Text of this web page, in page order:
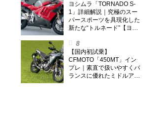
ヨシムラ「TORNADO S-
1」詳細解説｜究極のスー
パースポーツを具現化した
新たな“トルネード”【ヨシ
【国内初試乗】
CFMOTO「450MT」イン
プレ｜素直で扱いやすくバ
ランスに優れたミドルアド